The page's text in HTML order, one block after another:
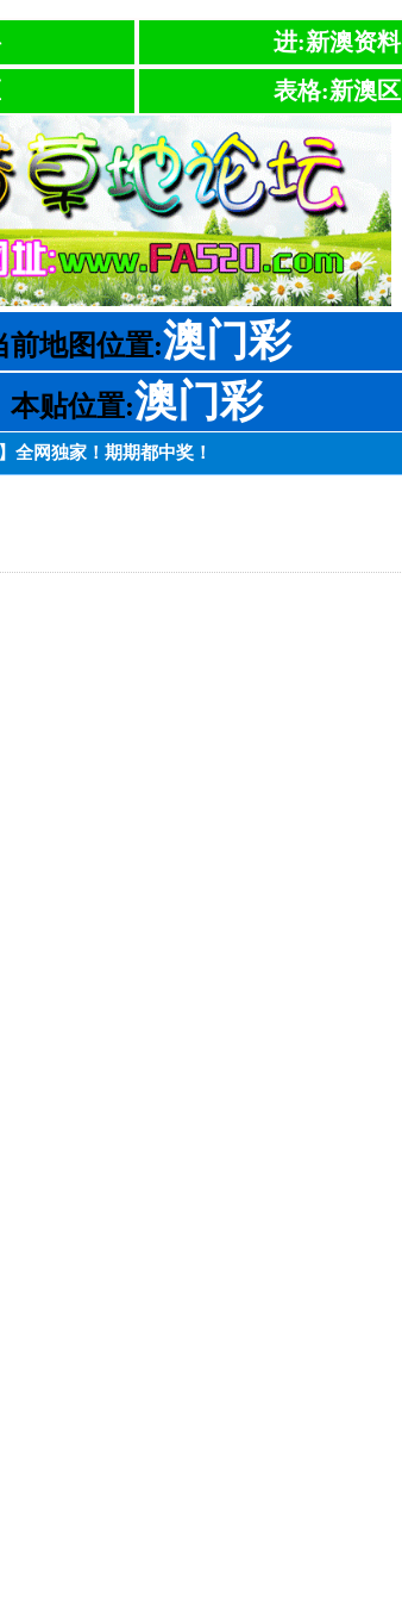
进:新澳资料
表格:新澳区
前地图位置:澳门彩
本贴位置:澳门彩
网独家！期期都中奖！